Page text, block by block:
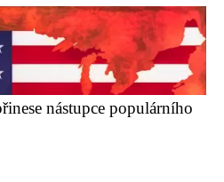
nástupce populárního